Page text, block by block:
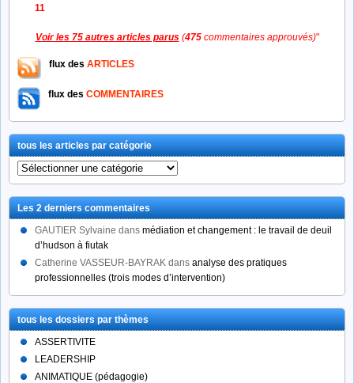
11
Voir les 75 autres articles parus (475commentaires approuvés)"
flux des ARTICLES
flux des COMMENTAIRES
tous les articles par catégorie
tous
les
articles
par
catégorie
Les 2 derniers commentaires
GAUTIER Sylvaine dans médiation et changement : le travail de deuil
d’hudson à fiutak
Catherine VASSEUR-BAYRAK dans analyse des pratiques
professionnelles (trois modes d’intervention)
tous les dossiers par thèmes
ASSERTIVITE
LEADERSHIP
ANIMATIQUE (pédagogie)